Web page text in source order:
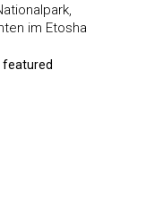
im Etosha
featured